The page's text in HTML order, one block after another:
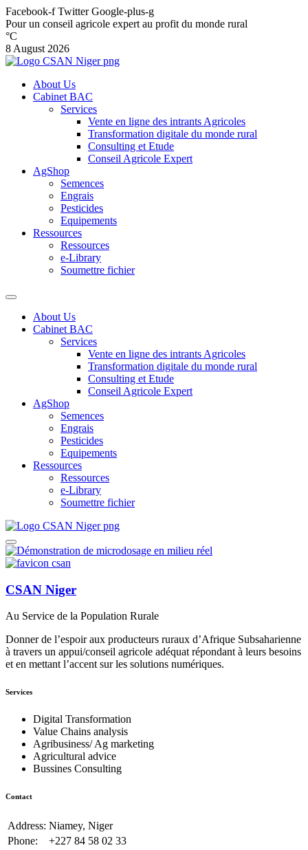
Facebook-f Twitter Google-plus-g
Pour un conseil agricole expert au profit du monde rural
°C
8 August 2026
About Us
Cabinet BAC
Services
Vente en ligne des intrants Agricoles
Transformation digitale du monde rural
Consulting et Etude
Conseil Agricole Expert
AgShop
Semences
Engrais
Pesticides
Equipements
Ressources
Ressources
e-Library
Soumettre fichier
About Us
Cabinet BAC
Services
Vente en ligne des intrants Agricoles
Transformation digitale du monde rural
Consulting et Etude
Conseil Agricole Expert
AgShop
Semences
Engrais
Pesticides
Equipements
Ressources
Ressources
e-Library
Soumettre fichier
CSAN Niger
Au Service de la Population Rurale
Donner de l’espoir aux producteurs ruraux d’Afrique Subsaharienne
à travers un appui/conseil agricole adéquat répondant à leurs besoins
et en mettant l’accent sur les solutions numériques.
Services
Digital Transformation
Value Chains analysis
Agribusiness/ Ag marketing
Agricultural advice
Bussines Consulting
Contact
Address: Niamey, Niger
Phone:
+227 84 58 02 33